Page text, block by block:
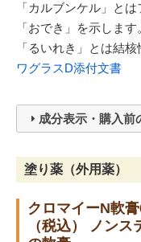
「カルブンケル」と
「おでき」を示します
「るいれき」とは結
ワグラスD添付文書
成分表示・購入前
塗り薬（外用薬）
クロマイーN軟
（税込） ノン